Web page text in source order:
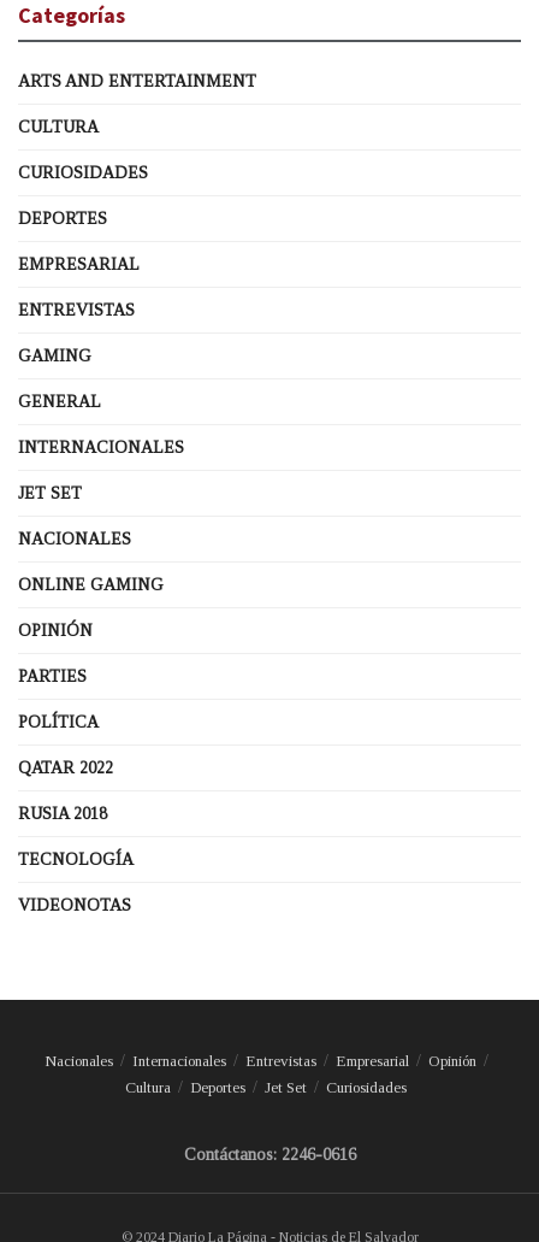
Categorías
ARTS AND ENTERTAINMENT
CULTURA
CURIOSIDADES
DEPORTES
EMPRESARIAL
ENTREVISTAS
GAMING
GENERAL
INTERNACIONALES
JET SET
NACIONALES
ONLINE GAMING
OPINIÓN
PARTIES
POLÍTICA
QATAR 2022
RUSIA 2018
TECNOLOGÍA
VIDEONOTAS
Nacionales Internacionales Entrevistas Empresarial
Opinión
Cultura
Deportes Jet Set Curiosidades
Contáctanos: 2246-0616
© 2024 Diario La Página - Noticias de El Salvador